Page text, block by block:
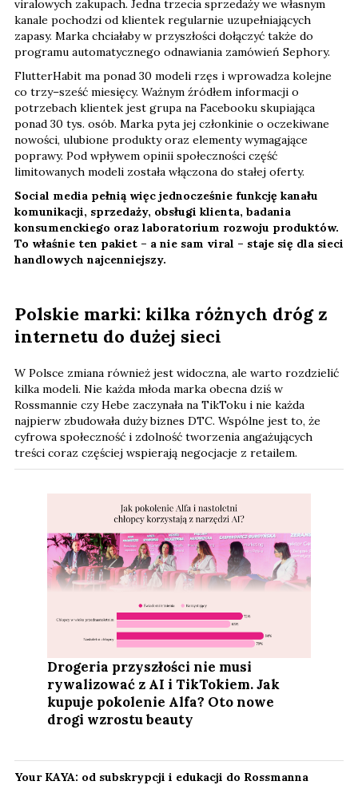
viralowych zakupach. Jedna trzecia sprzedaży we własnym
kanale pochodzi od klientek regularnie uzupełniających
zapasy. Marka chciałaby w przyszłości dołączyć także do
programu automatycznego odnawiania zamówień Sephory.
FlutterHabit ma ponad 30 modeli rzęs i wprowadza kolejne
co trzy–sześć miesięcy. Ważnym źródłem informacji o
potrzebach klientek jest grupa na Facebooku skupiająca
ponad 30 tys. osób. Marka pyta jej członkinie o oczekiwane
nowości, ulubione produkty oraz elementy wymagające
poprawy. Pod wpływem opinii społeczności część
limitowanych modeli została włączona do stałej oferty.
Social media pełnią więc jednocześnie funkcję kanału
komunikacji, sprzedaży, obsługi klienta, badania
konsumenckiego oraz laboratorium rozwoju produktów.
To właśnie ten pakiet – a nie sam viral – staje się dla sieci
handlowych najcenniejszy.
Polskie marki: kilka różnych dróg z
internetu do dużej sieci
W Polsce zmiana również jest widoczna, ale warto rozdzielić
kilka modeli. Nie każda młoda marka obecna dziś w
Rossmannie czy Hebe zaczynała na TikToku i nie każda
najpierw zbudowała duży biznes DTC. Wspólne jest to, że
cyfrowa społeczność i zdolność tworzenia angażujących
treści coraz częściej wspierają negocjacje z retailem.
Drogeria przyszłości nie musi
rywalizować z AI i TikTokiem. Jak
kupuje pokolenie Alfa? Oto nowe
drogi wzrostu beauty
Your KAYA: od subskrypcji i edukacji do Rossmanna